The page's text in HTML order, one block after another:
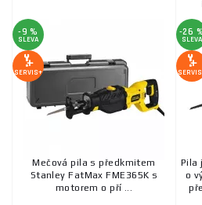
-9 %
SLEVA
SERVIS+
Mečová pila s předkmitem
Stanley FatMax FME365K s
motorem o pří ...
-26
SLEVA
Pila
o